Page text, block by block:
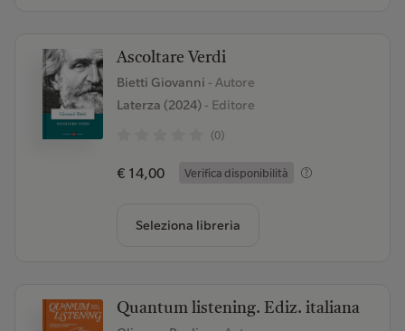
Ascoltare Verdi
Bietti Giovanni - Autore
Laterza (2024)- Editore
(0)
€ 14,00 Verifica disponibilità
Seleziona libreria
Quantum listening. Ediz. italiana